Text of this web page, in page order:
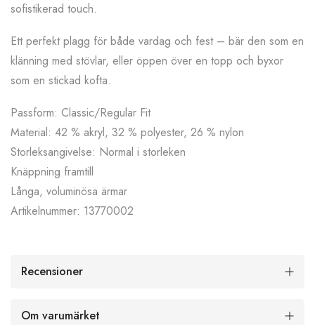
sofistikerad touch.
Ett perfekt plagg för både vardag och fest – bär den som en
klänning med stövlar, eller öppen över en topp och byxor
som en stickad kofta.
Passform: Classic/Regular Fit
Material: 42 % akryl, 32 % polyester, 26 % nylon
Storleksangivelse: Normal i storleken
Knäppning framtill
Långa, voluminösa ärmar
Artikelnummer: 13770002
Recensioner
Om varumärket